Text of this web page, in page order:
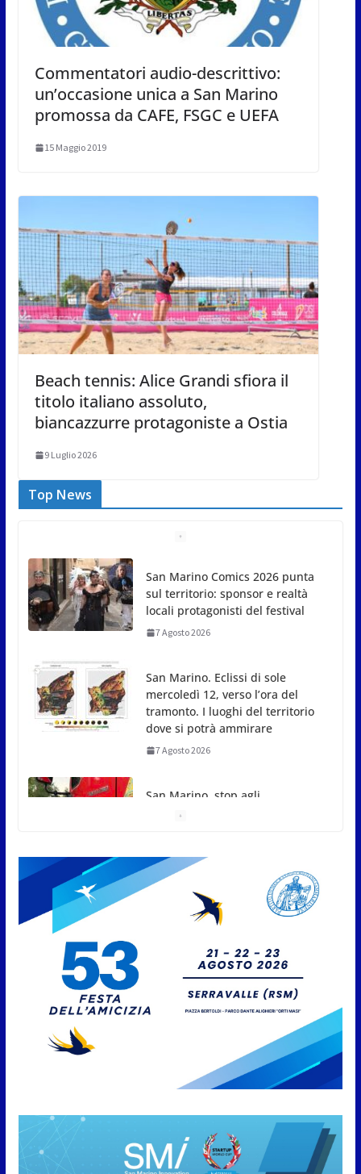
Commentatori audio-descrittivo:
un’occasione unica a San Marino
promossa da CAFE, FSGC e UEFA
15 Maggio 2019
Beach tennis: Alice Grandi sfiora il
titolo italiano assoluto,
biancazzurre protagoniste a Ostia
9 Luglio 2026
Top News
San Marino Comics 2026 punta
sul territorio: sponsor e realtà
locali protagonisti del festival
7 Agosto 2026
San Marino. Eclissi di sole
mercoledì 12, verso l’ora del
tramonto. I luoghi del territorio
dove si potrà ammirare
7 Agosto 2026
San Marino, stop agli
salate
7 Agosto 2026
Caccuri celebra Roberto Sergio:
della città e premio alla carriera
7 Agosto 2026
partnership tra FIFA+ e DAZN